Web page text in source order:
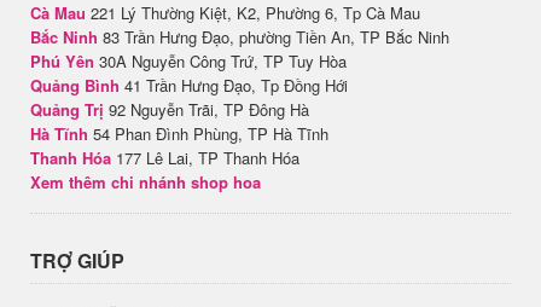
Cà Mau 221 Lý Thường Kiệt, K2, Phường 6, Tp Cà Mau
Bắc Ninh 83 Trần Hưng Đạo, phường Tiền An, TP Bắc Ninh
Phú Yên 30A Nguyễn Công Trứ, TP Tuy Hòa
Quảng Bình 41 Trần Hưng Đạo, Tp Đồng Hới
Quảng Trị 92 Nguyễn Trãi, TP Đông Hà
Hà Tĩnh 54 Phan Đình Phùng, TP Hà Tĩnh
Thanh Hóa 177 Lê Lai, TP Thanh Hóa
Xem thêm chi nhánh shop hoa
TRỢ GIÚP